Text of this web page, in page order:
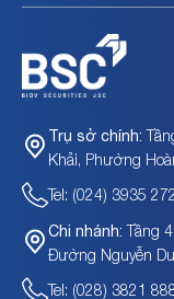
Trụ sở chính:
Khải, Phường
Tel: (024) 3935
Chi nhánh: Tầng
Đường Nguyễn
Tel: (028) 3821